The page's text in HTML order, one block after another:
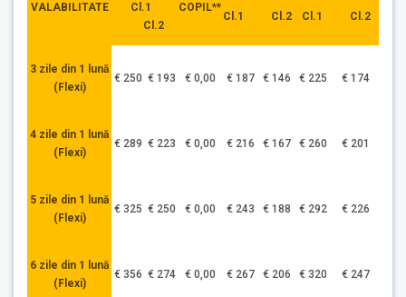
VALABILITATE
Cl.1
Cl.2
COPIL**
Cl.1 Cl.2 Cl.1 Cl.2
3 zile din 1 lună
(Flexi)
€ 250 € 193 € 0,00 € 187 € 146 € 225 € 174
4 zile din 1 lună
(Flexi)
€ 289 € 223 € 0,00 € 216 € 167 € 260 € 201
5 zile din 1 lună
(Flexi)
€ 325 € 250 € 0,00 € 243 € 188 € 292 € 226
6 zile din 1 lună
(Flexi)
€ 356 € 274 € 0,00 € 267 € 206 € 320 € 247